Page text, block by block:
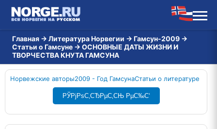
Главная → Литература Норвегии → Гамсун-2009 →
Статьи о Гамсуне → ОСНОВНЫЕ ДАТЫ ЖИЗНИ И
ТВОРЧЕСТВА КНУТА ГАМСУНА
Норвежские авторы2009 - Год ГамсунаСтатьи о литературе
РЎРјРѕС‚СЂРµС‚СЊ РµС‰С‘